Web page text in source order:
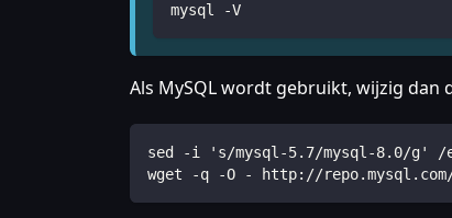
mysql -V
Als MySQL wordt gebruikt, wijzig dan
sed -i 's/mysql-5.7/mysql-8.0/g'
wget -q -O - http://repo.mysql.com/